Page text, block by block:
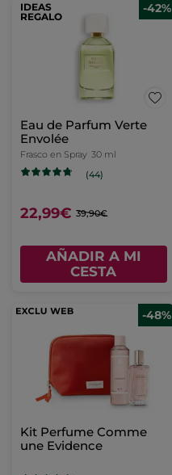
IDEAS
REGALO
-42%
Eau de Parfum Verte
Envolée
Frasco en Spray 30 ml
(44)
22,99€ 39,90€
AÑADIR A MI
CESTA
-48%
Kit Perfume Comme
une Evidence